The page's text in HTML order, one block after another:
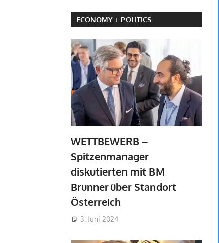
ECONOMY + POLITICS
WETTBEWERB –
Spitzenmanager
diskutierten mit BM
Brunner über Standort
Österreich
3. Juni 2024